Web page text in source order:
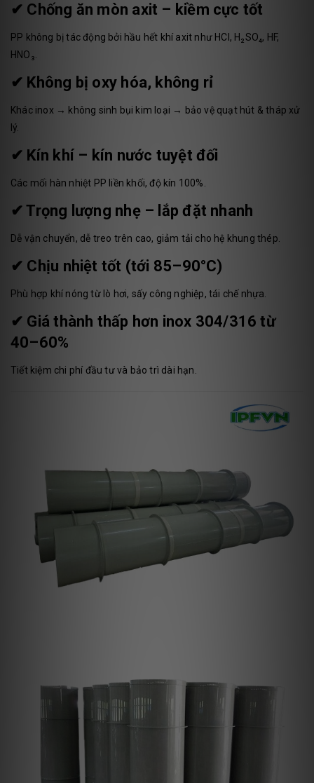
✔ Chống ăn mòn axit – kiềm cực tốt
PP không bị tác động bởi hầu hết khí axit như HCl, H₂SO₄, HF,
HNO₃.
✔ Không bị oxy hóa, không rỉ
Khác inox → không sinh bụi kim loại → bảo vệ quạt hút & tháp xử
lý.
✔ Kín khí – kín nước tuyệt đối
Các mối hàn nhiệt PP liền khối, độ kín 100%.
✔ Trọng lượng nhẹ – lắp đặt nhanh
Dễ vận chuyển, dễ treo trên cao, giảm tải cho hệ khung thép.
✔ Chịu nhiệt tốt (tới 85–90°C)
Phù hợp khí nóng từ lò hơi, sấy công nghiệp, tái chế nhựa.
✔ Giá thành thấp hơn inox 304/316 từ
40–60%
Tiết kiệm chi phí đầu tư và bảo trì dài hạn.